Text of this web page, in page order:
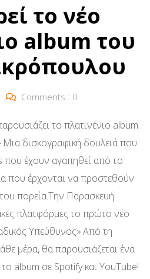
το νέο
album του
Comments : 0
το πλατινένιο album
δισκογραφική δουλειά που
που έχουν αγαπηθεί από το
που έρχονται να προστεθούν
πορεία.Την Παρασκευή
πλατφόρμες το πρώτο νέο
Υπεύθυνος».Από τη
μέρα, θα παρουσιάζεται ένα
album σε Spotify και YouTube!